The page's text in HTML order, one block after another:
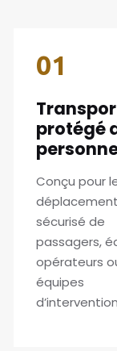
01
protégé
Conçu pour
déplacement
sécurisé de
passagers,
opérateurs
équipes